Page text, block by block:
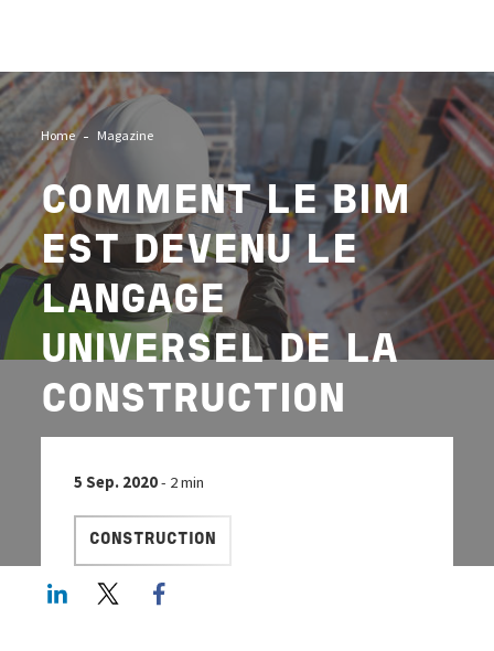
Image
Home Magazine
COMMENT LE BIM
EST DEVENU LE
LANGAGE
UNIVERSEL DE LA
CONSTRUCTION
5 Sep. 2020- 2 min
CONSTRUCTION
LinkedInTwitter